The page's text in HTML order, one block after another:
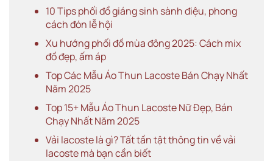
10 Tips phối đồ giáng sinh sành điệu, phong
cách đón lễ hội
Xu hướng phối đồ mùa đông 2025: Cách mix
đồ đẹp, ấm áp
Top Các Mẫu Áo Thun Lacoste Bán Chạy Nhất
Năm 2025
Top 15+ Mẫu Áo Thun Lacoste Nữ Đẹp, Bán
Chạy Nhất Năm 2025
Vải lacoste là gì? Tất tần tật thông tin về vải
lacoste mà bạn cần biết